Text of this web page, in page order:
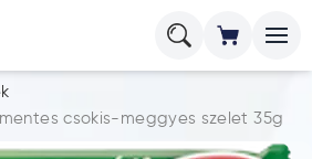
csokis-meggyes szelet 35g